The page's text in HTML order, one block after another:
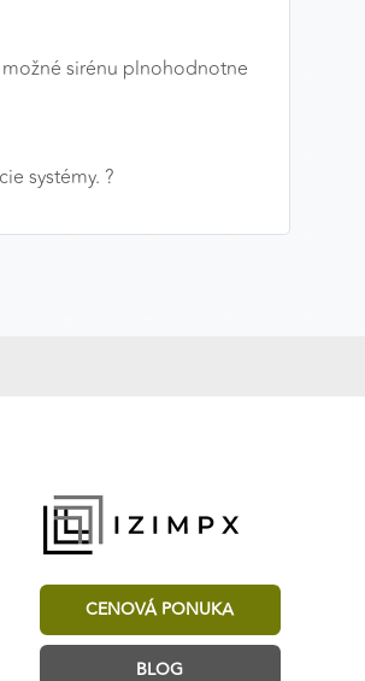
sirénu plnohodnotne
systémy. ?️
CENOVÁ PONUKA
BLOG